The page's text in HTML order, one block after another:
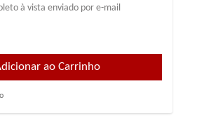
à vista enviado por e-mail